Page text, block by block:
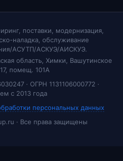
поставки, модернизация,
наладка, обслуживание
АСУТП/АСКУЭ/АИСКУЭ.
область, Химки, Вашутинское
помещ. 101А
· ОГРН 1131106000772 ·
с 2013 года
персональных данных
· Все права защищены